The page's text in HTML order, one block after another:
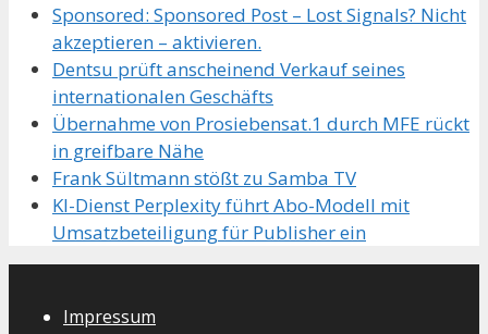
Sponsored: Sponsored Post – Lost Signals? Nicht
akzeptieren – aktivieren.
Dentsu prüft anscheinend Verkauf seines
internationalen Geschäfts
Übernahme von Prosiebensat.1 durch MFE rückt
in greifbare Nähe
Frank Sültmann stößt zu Samba TV
KI-Dienst Perplexity führt Abo-Modell mit
Umsatzbeteiligung für Publisher ein
Impressum